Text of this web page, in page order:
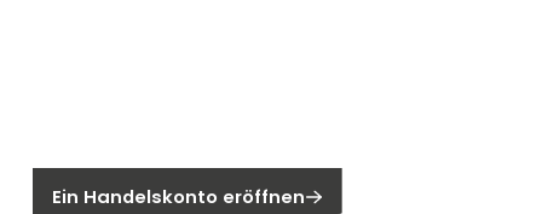
Ein Handelskonto eröffnen